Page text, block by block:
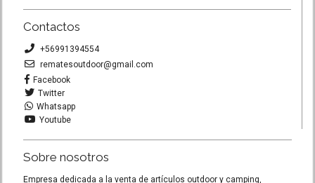
Contactos
+56991394554
rematesoutdoor@gmail.com
Facebook
Twitter
Whatsapp
Youtube
Sobre nosotros
Empresa dedicada a la venta de artículos outdoor y camping,